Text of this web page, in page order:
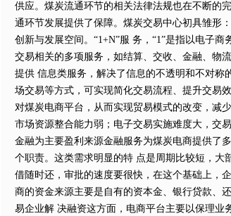
供应。煤炭流通环节的相关法律法规也在不断的
通环节发展提供了保障。煤炭交易中心初具雏形
创新与发展空间。“1+N”服 务，“1”是指以电子
交易相关的多项服务，如结算、交收、金融、物
提供 信息类服务，解决了信息的不透明和不对
场交易等方式，可实现简化交易流程、提升交易
对煤炭电商平台，从而实现贸易模式的改变，减
市场资源整合能力弱；电子交易实施难度大，交
金融为主要盈利来源金融服务为煤炭电商提供了
个职责。这类需求明显的特 点是周期比较短，大
借随时还，审批的速度要很快，在这个基础上，
商的资金来源主要是自有的资本金、银行贷款、
易企业解 决融资这方面，电商平台主要以保理